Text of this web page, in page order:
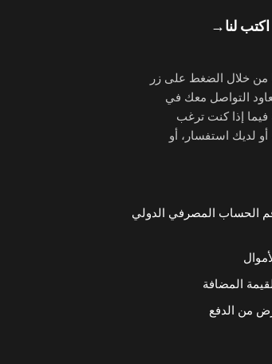
اكتب لنا→
من خلال الضغط على زر
التواصل معك في
إذا كنت ترغب
أو لديك استفسار، أو
الحساب المصرفي الدولي
المضافة
من الدفع